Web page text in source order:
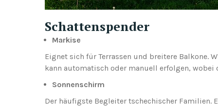
Schattenspender
Markise
Eignet sich für Terrassen und breitere Balkone.
kann automatisch oder manuell erfolgen,
Sonnenschirm
Der häufigste Begleiter tschechischer Familien.